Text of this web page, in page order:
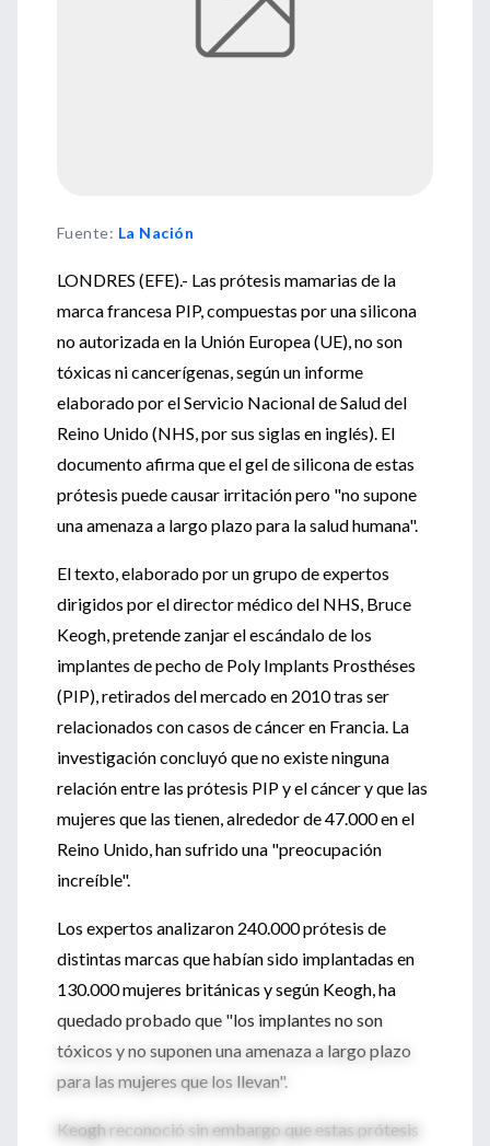
Fuente: La Nación
LONDRES (EFE).- Las prótesis mamarias de la
marca francesa PIP, compuestas por una silicona
no autorizada en la Unión Europea (UE), no son
tóxicas ni cancerígenas, según un informe
elaborado por el Servicio Nacional de Salud del
Reino Unido (NHS, por sus siglas en inglés). El
documento afirma que el gel de silicona de estas
prótesis puede causar irritación pero "no supone
una amenaza a largo plazo para la salud humana".
El texto, elaborado por un grupo de expertos
dirigidos por el director médico del NHS, Bruce
Keogh, pretende zanjar el escándalo de los
implantes de pecho de Poly Implants Prosthéses
(PIP), retirados del mercado en 2010 tras ser
relacionados con casos de cáncer en Francia. La
investigación concluyó que no existe ninguna
relación entre las prótesis PIP y el cáncer y que las
mujeres que las tienen, alrededor de 47.000 en el
Reino Unido, han sufrido una "preocupación
increíble".
Los expertos analizaron 240.000 prótesis de
distintas marcas que habían sido implantadas en
130.000 mujeres británicas y según Keogh, ha
quedado probado que "los implantes no son
tóxicos y no suponen una amenaza a largo plazo
para las mujeres que los llevan".
Keogh reconoció sin embargo que estas prótesis